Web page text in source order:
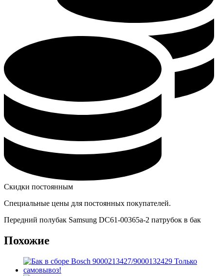
Скидки постоянным
Специальные цены для постоянных покупателей.
Передний полубак Samsung DC61-00365a-2 патрубок в бак
Похожие